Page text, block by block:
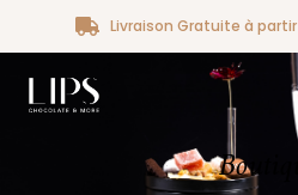
Livraison Gratuite à